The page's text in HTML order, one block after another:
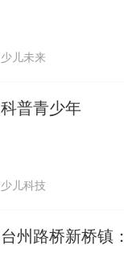
少儿未来
科普青少年
少儿科技
台州路桥新桥镇